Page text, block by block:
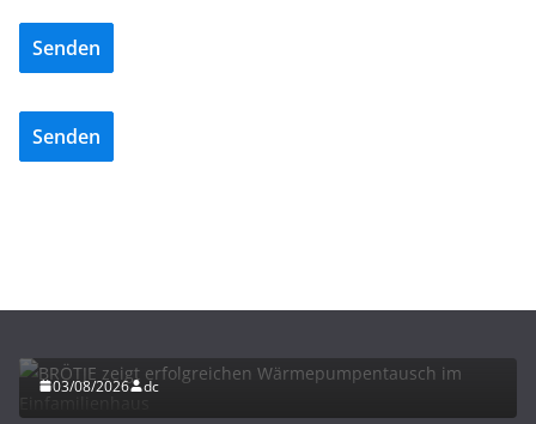
Senden
Senden
03/08/2026 dc